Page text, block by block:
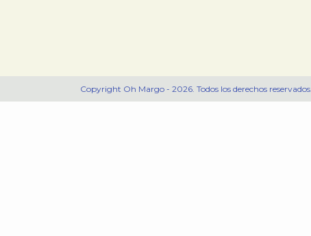
Copyright Oh Margo - 2026. Todos los derechos reservados.